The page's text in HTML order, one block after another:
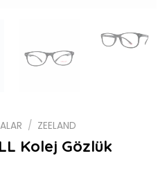
/ ZEELAND
Kolej Gözlük